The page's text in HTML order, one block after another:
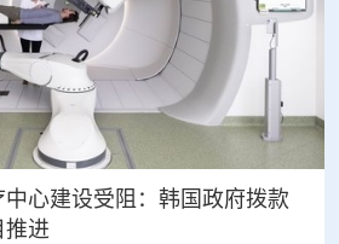
心建设受阻：韩国政府拨款
推进